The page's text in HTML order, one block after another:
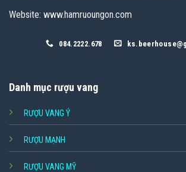
Website: www.hamruoungon.com
084.2222.678
Danh mục rượu vang
RƯỢU VANG Ý
RƯỢU MẠNH
RƯỢU VANG MỸ